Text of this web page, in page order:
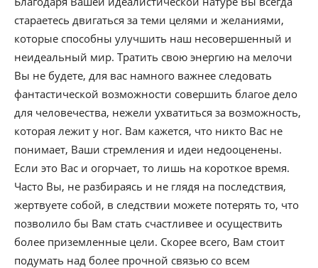
стараетесь двигаться за теми целями и желаниями,
которые способны улучшить наш несовершенный и
неидеальный мир. Тратить свою энергию на мелочи
Вы не будете, для вас намного важнее следовать
фантастической возможности совершить благое дело
для человечества, нежели ухватиться за возможность,
которая лежит у ног. Вам кажется, что никто Вас не
понимает, Ваши стремления и идеи недооценены.
Если это Вас и огорчает, то лишь на короткое время.
Часто Вы, не разбираясь и не глядя на последствия,
жертвуете собой, в следствии можете потерять то, что
позволило бы Вам стать счастливее и осуществить
более приземленные цели. Скорее всего, Вам стоит
подумать над более прочной связью со всем